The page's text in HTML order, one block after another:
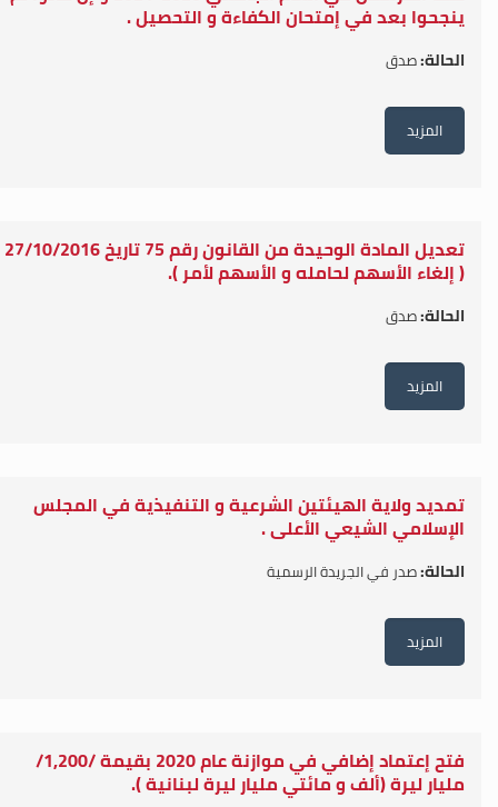
ينجحوا بعد في إمتحان الكفاءة و التحصيل .
الحالة:صدق
المزيد
تعديل المادة الوحيدة من القانون رقم 75 تاريخ 27/10/2016
( إلغاء الأسهم لحامله و الأسهم لأمر ).
الحالة:صدق
المزيد
تمديد ولاية الهيئتين الشرعية و التنفيذية في المجلس
الإسلامي الشيعي الأعلى .
الحالة:صدر في الجريدة الرسمية
المزيد
فتح إعتماد إضافي في موازنة عام 2020 بقيمة /1,200/
مليار ليرة (ألف و مائتي مليار ليرة لبنانية ).